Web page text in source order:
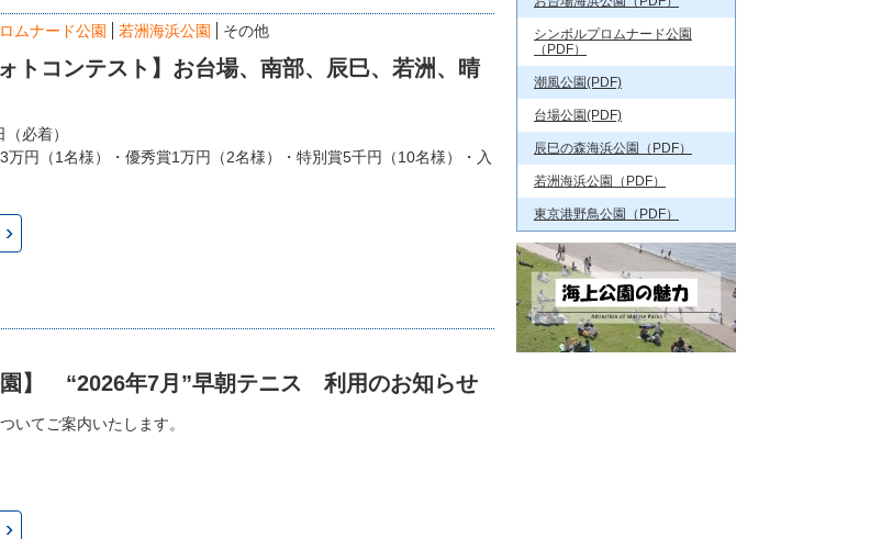
ムナード公園 若洲海浜公園 その他
トコンテスト】お台場、南部、辰巳、若洲、晴
必着）
万円（1名様）・優秀賞1万円（2名様）・特別賞5千円（10名様）・入
園】 “2026年7月”早朝テニス 利用のお知らせ
いてご案内いたします。
シンボルプロムナード公園
（PDF）
潮風公園(PDF)
台場公園(PDF)
辰巳の森海浜公園（PDF）
若洲海浜公園（PDF）
東京港野鳥公園（PDF）